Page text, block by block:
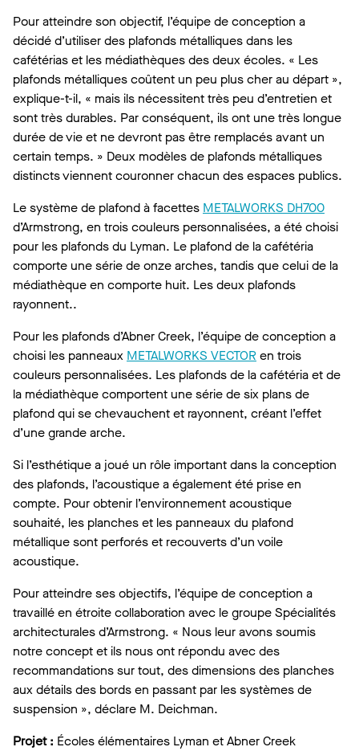
Pour atteindre son objectif, l’équipe de conception a
décidé d’utiliser des plafonds métalliques dans les
cafétérias et les médiathèques des deux écoles. « Les
plafonds métalliques coûtent un peu plus cher au départ »,
explique-t-il, « mais ils nécessitent très peu d’entretien et
sont très durables. Par conséquent, ils ont une très longue
durée de vie et ne devront pas être remplacés avant un
certain temps. » Deux modèles de plafonds métalliques
distincts viennent couronner chacun des espaces publics.
Le système de plafond à facettes METALWORKS DH700
d’Armstrong, en trois couleurs personnalisées, a été choisi
pour les plafonds du Lyman. Le plafond de la cafétéria
comporte une série de onze arches, tandis que celui de la
médiathèque en comporte huit. Les deux plafonds
rayonnent..
Pour les plafonds d’Abner Creek, l’équipe de conception a
choisi les panneaux METALWORKS VECTORen trois
couleurs personnalisées. Les plafonds de la cafétéria et de
la médiathèque comportent une série de six plans de
plafond qui se chevauchent et rayonnent, créant l’effet
d’une grande arche.
Si l’esthétique a joué un rôle important dans la conception
des plafonds, l’acoustique a également été prise en
compte. Pour obtenir l’environnement acoustique
souhaité, les planches et les panneaux du plafond
métallique sont perforés et recouverts d’un voile
acoustique.
Pour atteindre ses objectifs, l’équipe de conception a
travaillé en étroite collaboration avec le groupe Spécialités
architecturales d’Armstrong. « Nous leur avons soumis
notre concept et ils nous ont répondu avec des
recommandations sur tout, des dimensions des planches
aux détails des bords en passant par les systèmes de
suspension », déclare M. Deichman.
Projet : Écoles élémentaires Lyman et Abner Creek